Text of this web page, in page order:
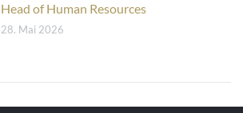
Head of Human Resources
28. Mai 2026